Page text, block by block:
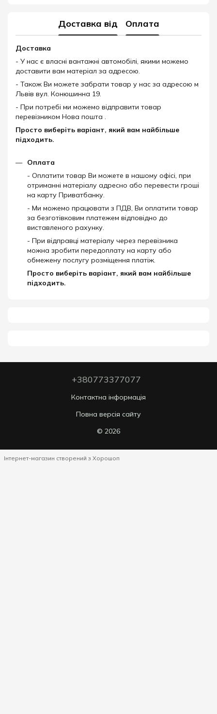
Доставка від Оплата
Доставка
- У нас є власні вантажні автомобілі, якими можемо
доставити вам матеріал за адресою.
- Також Ви можете забрати товар у нас за адресою м
Львів вул. Конюшинна 19.
- При потребі ми можемо відправити товар
перевізником Нова пошта .
Просто виберіть варіант, який вам найбільше
підходить.
Оплата
- Оплатити товар Ви можете в нашому офісі, при
отриманні матеріалу адресно або перевести гроші
на карту Приватбанку.
- Ми можемо працювати з ПДВ, Ви оплатити товар
за безготівковим платежем відповідно до
виставленого рахунку.
- При відправці матеріалу через перевізника
можна зробити передоплату на карту або
обмежену послугу розміщення платіж.
Просто виберіть варіант, який вам найбільше
підходить.
+380773377077
Контактна інформація
Повна версія сайту
© 2026
Інтернет-магазин створений з Хорошоп